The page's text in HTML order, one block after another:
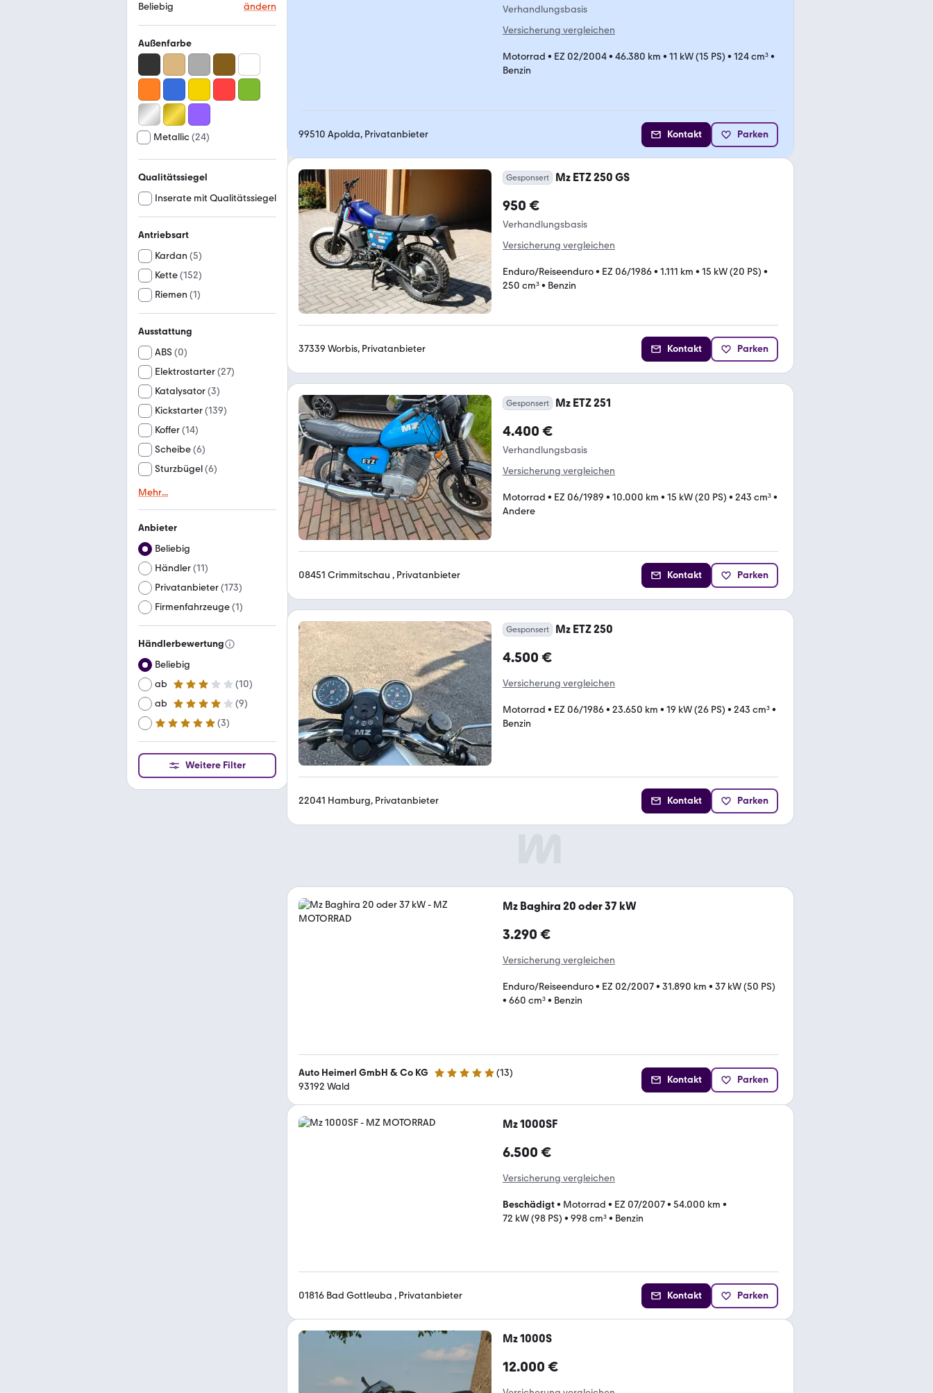
Beliebig
ändern
Außenfarbe
Metallic(24)
Qualitätssiegel
Inserate mit Qualitätssiegel
Antriebsart
Kardan (5)
Kette(152)
Riemen (1)
Ausstattung
ABS (0)
Elektrostarter(27)
Katalysator(3)
Kickstarter(139)
Koffer(14)
Scheibe(6)
Sturzbügel(6)
Mehr...
Anbieter
Beliebig
Händler(11)
Privatanbieter(173)
Firmenfahrzeuge(1)
Händlerbewertung
Beliebig
ab
3 Sterne (10)
ab
4 Sterne (9)
ab
5 Sterne (3)
Weitere Filter
Verhandlungsbasis
Versicherung vergleichen
Motorrad • EZ 02/2004• 46.380 km • 11 kW (15 PS) • 124 cm³•
Benzin
99510 Apolda, Privatanbieter Kontakt Parken
Gesponsert Mz ETZ 250 GS
950 €
Verhandlungsbasis
Versicherung vergleichen
Enduro/Reiseenduro• EZ 06/1986• 1.111 km • 15 kW (20 PS) •
250 cm³• Benzin
37339 Worbis, Privatanbieter Kontakt Parken
Gesponsert Mz ETZ 251
4.400 €
Verhandlungsbasis
Versicherung vergleichen
Motorrad • EZ 06/1989 • 10.000 km • 15 kW (20 PS) • 243 cm³•
Andere
08451 Crimmitschau , Privatanbieter Kontakt Parken
Gesponsert Mz ETZ 250
4.500 €
Versicherung vergleichen
Motorrad • EZ 06/1986• 23.650 km • 19 kW (26 PS) • 243 cm³•
Benzin
22041 Hamburg, Privatanbieter Kontakt Parken
Mz Baghira 20 oder 37 kW
3.290 €
Versicherung vergleichen
Enduro/Reiseenduro• EZ 02/2007• 31.890 km • 37 kW (50 PS)
• 660 cm³• Benzin
Auto Heimerl GmbH & Co KG 5 Sterne (13)
93192 Wald
Kontakt Parken
Mz 1000SF
6.500 €
Versicherung vergleichen
Beschädigt• Motorrad • EZ 07/2007• 54.000 km •
72 kW (98 PS) • 998 cm³• Benzin
01816 Bad Gottleuba , Privatanbieter Kontakt Parken
Mz 1000S
12.000 €